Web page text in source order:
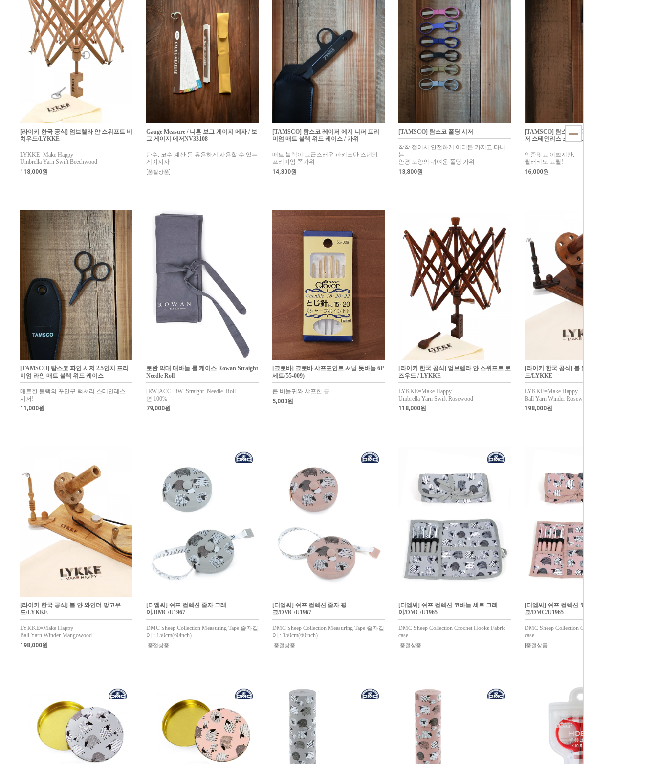
[라이키 한국 공식] 엄브렐라 얀 스위프트 비
치우드/LYKKE
LYKKE=Make Happy
Umbrella Yarn Swift Beechwood
118,000원
Gauge Measure / 니혼 보그 게이지 메자 / 보
그 게이지 메저NV33108
단수, 코수 계산 등 유용하게 사용할 수 있는
게이지자
[품절상품]
[TAMSCO] 탐스코 레이저 에지 니퍼 프리
미엄 매트 블랙 위드 케이스 / 가위
매트 블랙이 고급스러운 파키스탄 스텐의
프리미엄 쪽가위
14,300원
[TAMSCO] 탐스코 폴딩 시저
착착 접어서 안전하게 어디든 가지고 다니
는
안경 모양의 귀여운 폴딩 가위
13,800원
[TAMSCO] 탐스코 마이크로 버터플라이 시
저 스테인리스 스틸 위드 케이스
앙증맞고 이쁘지만,
퀄러티도 고퀄!
16,000원
[TAMSCO] 탐스코 파인 시저 2.5인치 프리
미엄 라인 매트 블랙 위드 케이스
매트한 블랙의 꾸안꾸 럭셔리 스테인레스
시저!
11,000원
로완 막대 대바늘 롤 케이스 Rowan Straight
Needle Roll
[RW]ACC_RW_Straight_Needle_Roll
면 100%
79,000원
[크로바] 크로바 샤프포인트 셔닐 돗바늘 6P
세트(55-009)
큰 바늘귀와 샤프한 끝
5,000원
[라이키 한국 공식] 엄브렐라 얀 스위프트 로
즈우드 / LYKKE
LYKKE=Make Happy
Umbrella Yarn Swift Rosewood
118,000원
[라이키 한국 공식] 볼 얀 와인더 로즈우
드/LYKKE
LYKKE=Make Happy
Ball Yarn Winder Rosewood
198,000원
[라이키 한국 공식] 볼 얀 와인더 망고우
드/LYKKE
LYKKE=Make Happy
Ball Yarn Winder Mangowood
198,000원
[디엠씨] 쉬프 컬렉션 줄자 그레
이/DMC/U1967
DMC Sheep Collection Measuring Tape 줄자길
이 : 150cm(60inch)
[품절상품]
[디엠씨] 쉬프 컬렉션 줄자 핑
크/DMC/U1967
DMC Sheep Collection Measuring Tape 줄자길
이 : 150cm(60inch)
[품절상품]
[디엠씨] 쉬프 컬렉션 코바늘 세트 그레
이/DMC/U1965
DMC Sheep Collection Crochet Hooks Fabric
case
[품절상품]
[디엠씨] 쉬프 컬렉션 코바늘 세트 핑
크/DMC/U1965
DMC Sheep Collection Crochet Hooks Fabric
case
[품절상품]